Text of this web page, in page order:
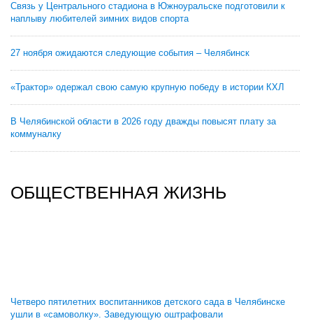
Связь у Центрального стадиона в Южноуральске подготовили к
наплыву любителей зимних видов спорта
27 ноября ожидаются следующие события – Челябинск
«Трактор» одержал свою самую крупную победу в истории КХЛ
В Челябинской области в 2026 году дважды повысят плату за
коммуналку
ОБЩЕСТВЕННАЯ ЖИЗНЬ
Четверо пятилетних воспитанников детского сада в Челябинске
ушли в «самоволку». Заведующую оштрафовали